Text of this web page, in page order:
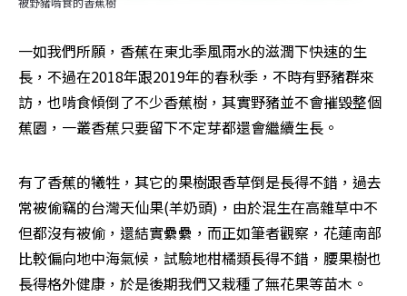
一如我們所願，香蕉在東北季風雨水的滋潤下快速的生
長，不過在2018年跟2019年的春秋季，不時有野豬群來
訪，也啃食傾倒了不少香蕉樹，其實野豬並不會摧毀整個
蕉園，一叢香蕉只要留下不定芽都還會繼續生長。
有了香蕉的犧牲，其它的果樹跟香草倒是長得不錯，過去
常被偷竊的台灣天仙果(羊奶頭)，由於混生在高雜草中不
但都沒有被偷，還結實纍纍，而正如筆者觀察，花蓮南部
比較偏向地中海氣候，試驗地柑橘類長得不錯，腰果樹也
長得格外健康，於是後期我們又栽種了無花果等苗木。